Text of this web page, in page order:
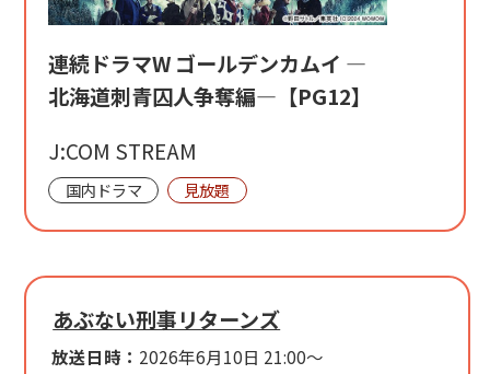
連続ドラマW ゴールデンカムイ ―
北海道刺青囚人争奪編―【PG12】
J:COM STREAM
国内ドラマ 見放題
あぶない刑事リターンズ
放送日時： 2026年6月10日 21:00～